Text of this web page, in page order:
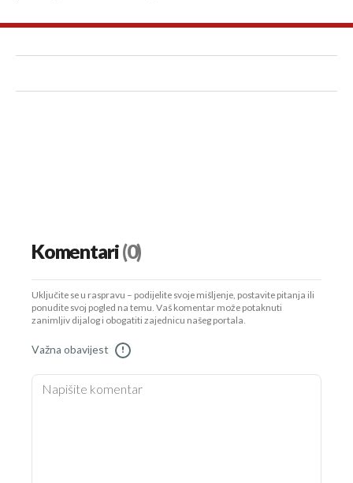
Komentari(0)
Uključite se u raspravu – podijelite svoje mišljenje, postavite pitanja ili
ponudite svoj pogled na temu. Vaš komentar može potaknuti
zanimljiv dijalog i obogatiti zajednicu našeg portala.
Važna obavijest !